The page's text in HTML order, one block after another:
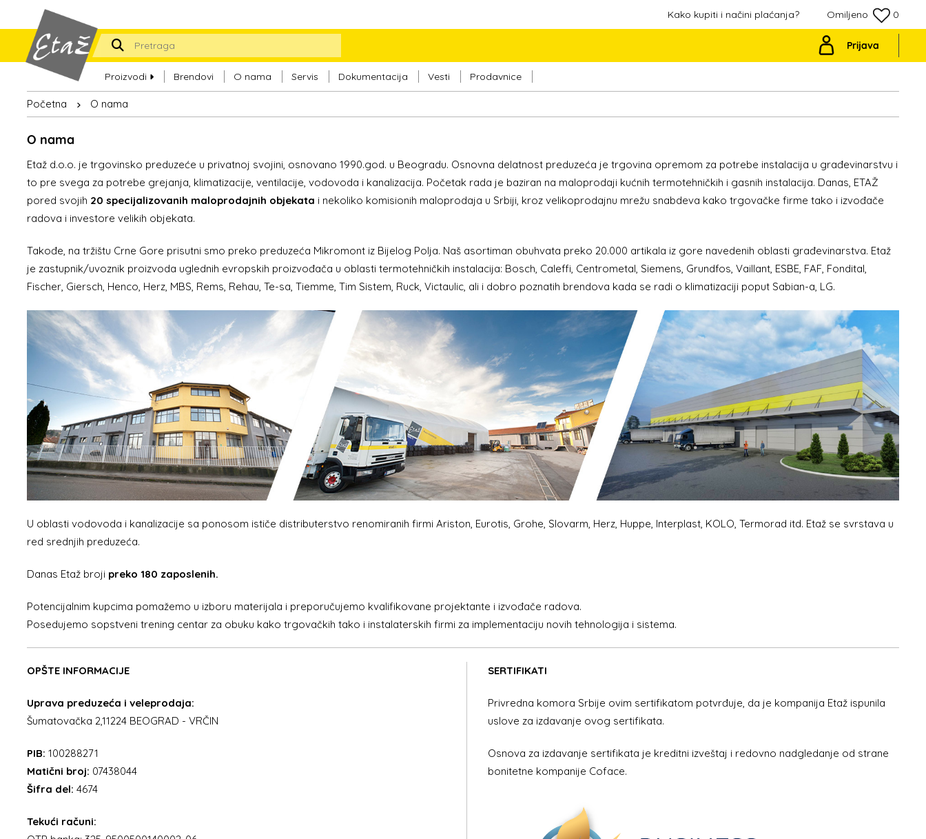
Omiljeno 0
Kako kupiti i načini plaćanja?
Prijava
Proizvodi Brendovi O nama Servis Dokumentacija Vesti Prodavnice
Početna O nama
O nama
Etaž d.o.o. je trgovinsko preduzeće u privatnoj svojini, osnovano 1990.god. u Beogradu. Osnovna delatnost preduzeća je trgovina opremom za potrebe instalacija u građevinarstvu i
to pre svega za potrebe grejanja, klimatizacije, ventilacije, vodovoda i kanalizacija. Početak rada je baziran na maloprodaji kućnih termotehničkih i gasnih instalacija. Danas, ETAŽ
pored svojih 20 specijalizovanih maloprodajnih objekata i nekoliko komisionih maloprodaja u Srbiji, kroz velikoprodajnu mrežu snabdeva kako trgovačke firme tako i izvođače
radova i investore velikih objekata.
Takođe, na tržištu Crne Gore prisutni smo preko preduzeća Mikromont iz Bijelog Polja. Naš asortiman obuhvata preko 20.000 artikala iz gore navedenih oblasti građevinarstva. Etaž
je zastupnik/uvoznik proizvoda uglednih evropskih proizvođača u oblasti termotehničkih instalacija: Bosch, Caleffi, Centrometal, Siemens, Grundfos, Vaillant, ESBE, FAF, Fondital,
Fischer, Giersch, Henco, Herz, MBS, Rems, Rehau, Te-sa, Tiemme, Tim Sistem, Ruck, Victaulic, ali i dobro poznatih brendova kada se radi o klimatizaciji poput Sabian-a, LG.
U oblasti vodovoda i kanalizacije sa ponosom ističe distributerstvo renomiranih firmi Ariston, Eurotis, Grohe, Slovarm, Herz, Huppe, Interplast, KOLO, Termorad itd. Etaž se svrstava u
red srednjih preduzeća.
Danas Etaž broji preko 180 zaposlenih.
Potencijalnim kupcima pomažemo u izboru materijala i preporučujemo kvalifikovane projektante i izvođače radova.
Posedujemo sopstveni trening centar za obuku kako trgovačkih tako i instalaterskih firmi za implementaciju novih tehnologija i sistema.
OPŠTE INFORMACIJE
Uprava preduzeća i veleprodaja:
Šumatovačka 2,11224 BEOGRAD - VRČIN
PIB: 100288271
Matični broj: 07438044
Šifra del: 4674
Tekući računi:
SERTIFIKATI
Privredna komora Srbije ovim sertifikatom potvrđuje, da je kompanija Etaž ispunila
uslove za izdavanje ovog sertifikata.
Osnova za izdavanje sertifikata je kreditni izveštaj i redovno nadgledanje od strane
bonitetne kompanije Coface.